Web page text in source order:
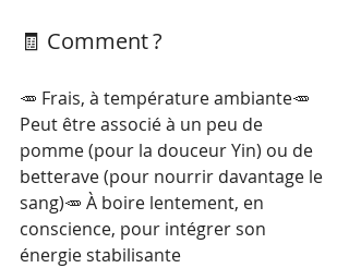
🧾 Comment ?
🥕 Frais, à température ambiante🥕
Peut être associé à un peu de
pomme (pour la douceur Yin) ou de
betterave (pour nourrir davantage le
sang)🥕 À boire lentement, en
conscience, pour intégrer son
énergie stabilisante